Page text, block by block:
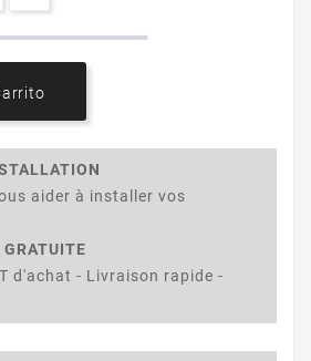
aider à installer vos
d'achat - Livraison rapide -